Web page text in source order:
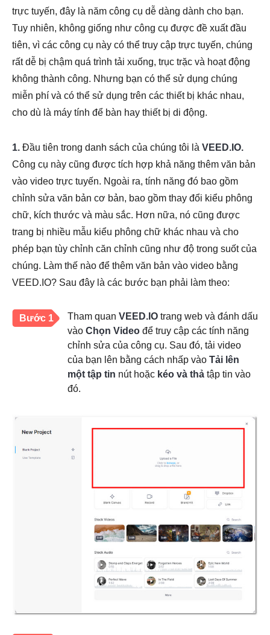
trực tuyến, đây là năm công cụ dễ dàng dành cho bạn.
Tuy nhiên, không giống như công cụ được đề xuất đầu
tiên, vì các công cụ này có thể truy cập trực tuyến, chúng
rất dễ bị chậm quá trình tải xuống, trục trặc và hoạt động
không thành công. Nhưng bạn có thể sử dụng chúng
miễn phí và có thể sử dụng trên các thiết bị khác nhau,
cho dù là máy tính để bàn hay thiết bị di động.
1. Đầu tiên trong danh sách của chúng tôi là VEED.IO.
Công cụ này cũng được tích hợp khả năng thêm văn bản
vào video trực tuyến. Ngoài ra, tính năng đó bao gồm
chỉnh sửa văn bản cơ bản, bao gồm thay đổi kiểu phông
chữ, kích thước và màu sắc. Hơn nữa, nó cũng được
trang bị nhiều mẫu kiểu phông chữ khác nhau và cho
phép bạn tùy chỉnh căn chỉnh cũng như độ trong suốt của
chúng. Làm thế nào để thêm văn bản vào video bằng
VEED.IO? Sau đây là các bước bạn phải làm theo:
Bước 1 Tham quan VEED.IO trang web và đánh dấu
vào Chọn Video để truy cập các tính năng
chỉnh sửa của công cụ. Sau đó, tải video
của bạn lên bằng cách nhấp vào Tải lên
một tập tin nút hoặc kéo và thả tập tin vào
đó.